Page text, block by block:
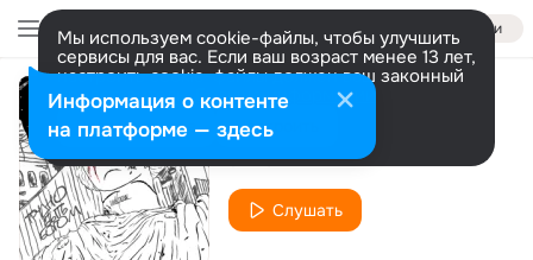
Войти
Мы используем cookie-файлы, чтобы улучшить
сервисы для вас. Если ваш возраст менее 13 лет,
настроить cookie-файлы должен ваш законный
представитель. Больше информации
Разрешить все Настроить
Рубин
uxknow
Слушать
Информация о контенте
на платформе — здесь